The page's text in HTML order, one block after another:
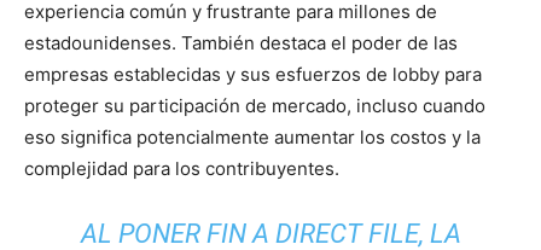
experiencia común y frustrante para millones de
estadounidenses. También destaca el poder de las
empresas establecidas y sus esfuerzos de lobby para
proteger su participación de mercado, incluso cuando
eso significa potencialmente aumentar los costos y la
complejidad para los contribuyentes.
AL PONER FIN A DIRECT FILE, LA